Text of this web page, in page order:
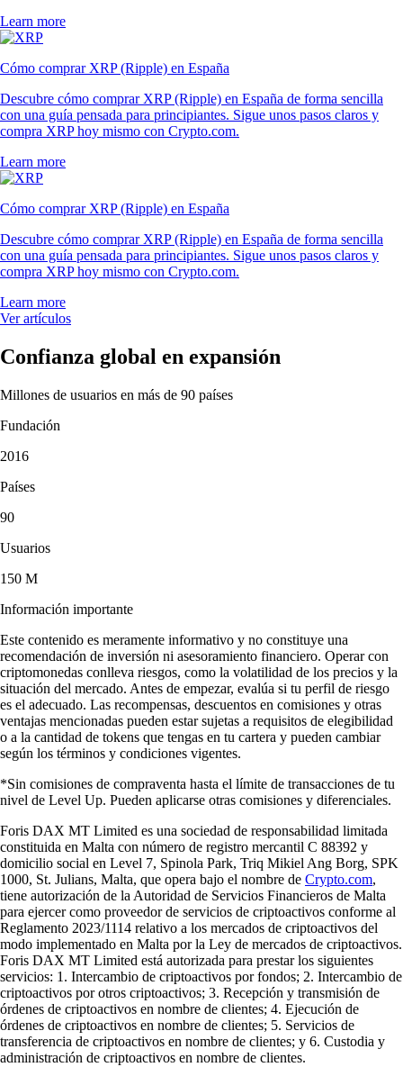
Learn more
Cómo comprar XRP (Ripple) en España
Descubre cómo comprar XRP (Ripple) en España de forma sencilla
con una guía pensada para principiantes. Sigue unos pasos claros y
compra XRP hoy mismo con Crypto.com.
Learn more
Cómo comprar XRP (Ripple) en España
Descubre cómo comprar XRP (Ripple) en España de forma sencilla
con una guía pensada para principiantes. Sigue unos pasos claros y
compra XRP hoy mismo con Crypto.com.
Learn more
Ver artículos
Confianza global en expansión
Millones de usuarios en más de 90 países
Fundación
2016
Países
90
Usuarios
150 M
Información importante
Este contenido es meramente informativo y no constituye una
recomendación de inversión ni asesoramiento financiero. Operar con
criptomonedas conlleva riesgos, como la volatilidad de los precios y la
situación del mercado. Antes de empezar, evalúa si tu perfil de riesgo
es el adecuado. Las recompensas, descuentos en comisiones y otras
ventajas mencionadas pueden estar sujetas a requisitos de elegibilidad
o a la cantidad de tokens que tengas en tu cartera y pueden cambiar
según los términos y condiciones vigentes.
*Sin comisiones de compraventa hasta el límite de transacciones de tu
nivel de Level Up. Pueden aplicarse otras comisiones y diferenciales.
Foris DAX MT Limited es una sociedad de responsabilidad limitada
constituida en Malta con número de registro mercantil C 88392 y
domicilio social en Level 7, Spinola Park, Triq Mikiel Ang Borg, SPK
1000, St. Julians, Malta, que opera bajo el nombre de Crypto.com,
tiene autorización de la Autoridad de Servicios Financieros de Malta
para ejercer como proveedor de servicios de criptoactivos conforme al
Reglamento 2023/1114 relativo a los mercados de criptoactivos del
modo implementado en Malta por la Ley de mercados de criptoactivos.
Foris DAX MT Limited está autorizada para prestar los siguientes
servicios: 1. Intercambio de criptoactivos por fondos; 2. Intercambio de
criptoactivos por otros criptoactivos; 3. Recepción y transmisión de
órdenes de criptoactivos en nombre de clientes; 4. Ejecución de
órdenes de criptoactivos en nombre de clientes; 5. Servicios de
transferencia de criptoactivos en nombre de clientes; y 6. Custodia y
administración de criptoactivos en nombre de clientes.